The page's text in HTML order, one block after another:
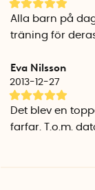
Alla barn på
träning för
Eva Nilsson
2013-12-27
Det blev en
farfar. T.o.m.